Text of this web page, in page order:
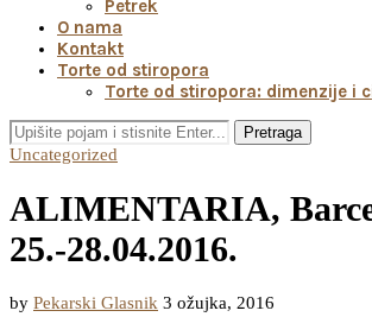
Petrek
O nama
Kontakt
Torte od stiropora
Torte od stiropora: dimenzije i
Pretraga
Uncategorized
ALIMENTARIA,
25.-28.04.2016.
by Pekarski Glasnik 3 ožujka, 2016